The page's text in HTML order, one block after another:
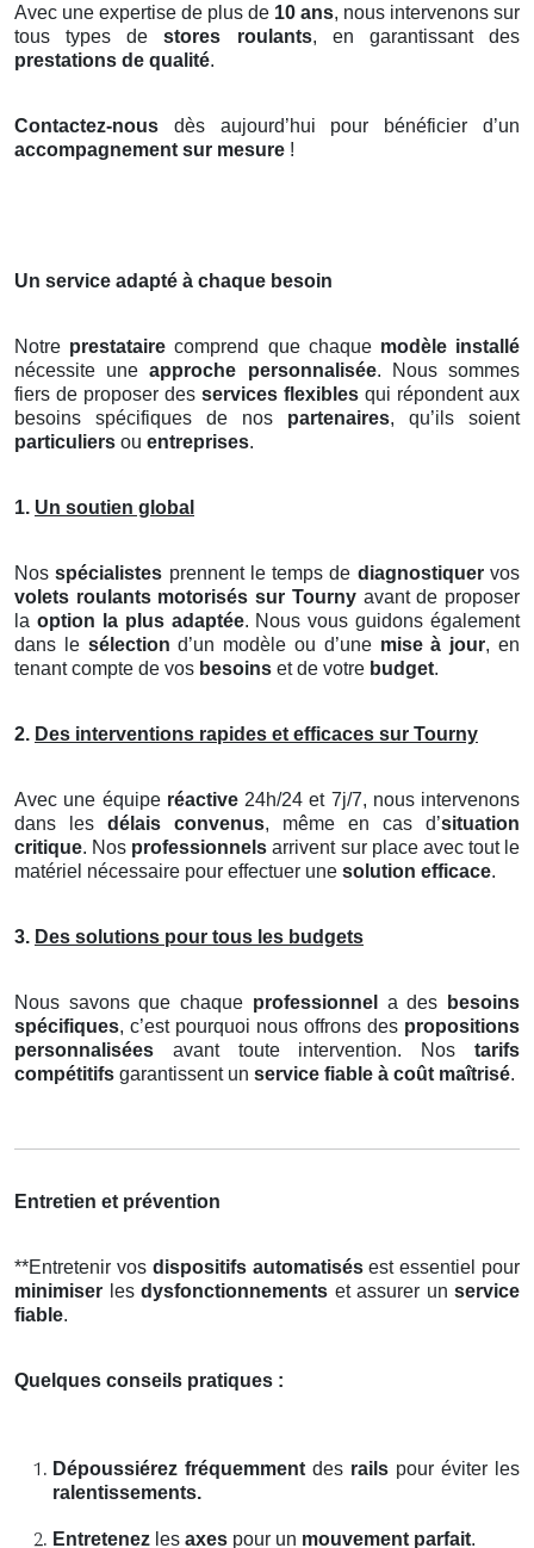
Avec une expertise de plus de 10 ans, nous intervenons sur
tous types destores roulants, en garantissant des
prestations de qualité.
Contactez-nous dès aujourd’hui pour bénéficier d’un
accompagnement sur mesure !
Un service adapté à chaque besoin
Notre prestataire comprend que chaque modèle installé
nécessite uneapproche personnalisée. Nous sommes
fiers de proposer des services flexibles qui répondent aux
besoins spécifiques de nos partenaires, qu’ils soient
particuliers ou entreprises.
1. Un soutien global
Nosspécialistes prennent le temps de diagnostiquervos
volets roulants motorisés sur Tourny avant de proposer
la option la plus adaptée. Nous vous guidons également
dans le sélection d’un modèle ou d’une mise à jour, en
tenant compte de vos besoins et de votre budget.
2. Des interventions rapides et efficaces sur Tourny
Avec une équipe réactive24h/24 et 7j/7, nous intervenons
dans les délais convenus, même en cas d’situation
critique. Nos professionnels arrivent sur place avec tout le
matériel nécessaire pour effectuer une solution efficace.
3. Des solutions pour tous les budgets
Nous savons que chaque professionnel a des
besoins
spécifiques, c’est pourquoi nous offrons des propositions
personnalisées avant toute intervention. Nos tarifs
compétitifs garantissent un service fiable à coût maîtrisé.
Entretien et prévention
**Entretenir vos dispositifs automatisésest essentiel pour
minimiser les dysfonctionnements et assurer un service
fiable.
Quelques conseils pratiques :
Dépoussiérez fréquemment des rails pour éviter les
ralentissements.
Entretenez les axes pour un mouvement parfait.